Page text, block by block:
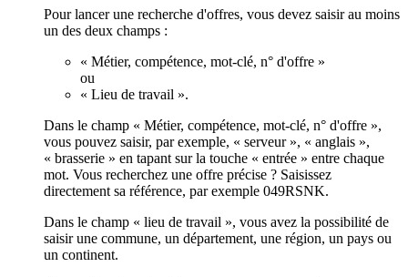
Pour lancer une recherche d'offres, vous devez saisir au moins
un des deux champs :
« Métier, compétence, mot-clé, n° d'offre »
ou
« Lieu de travail ».
Dans le champ « Métier, compétence, mot-clé, n° d'offre »,
vous pouvez saisir, par exemple, « serveur », « anglais »,
« brasserie » en tapant sur la touche « entrée » entre chaque
mot. Vous recherchez une offre précise ? Saisissez
directement sa référence, par exemple 049RSNK.
Dans le champ « lieu de travail », vous avez la possibilité de
saisir une commune, un département, une région, un pays ou
un continent.